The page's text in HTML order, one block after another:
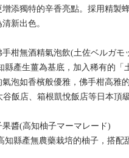
添獨特的辛香亮點。採用精製
新出色。
柑無酒精氣泡飲(土佐ベルガモ
縣產生薑為基底，加入稀有的
氣泡如香檳般優雅，佛手柑高雅
谷飯店、箱根凱悅飯店等日本
醬(高知柚子マーマレード)
知縣產無農藥栽培的柚子，搭配